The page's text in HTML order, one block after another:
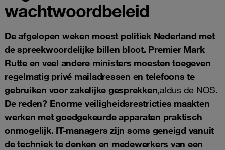
wachtwoordbeleid
De afgelopen weken moest politiek Nederland met
de spreekwoordelijke billen bloot. Premier Mark
Rutte en veel andere ministers moesten toegeven
regelmatig privé mailadressen en telefoons te
gebruiken voor zakelijke gesprekken,aldus de NOS.
De reden? Enorme veiligheidsrestricties maakten
werken met goedgekeurde apparaten praktisch
onmogelijk. IT-managers zijn soms geneigd vanuit
de techniek te denken en medewerkers van een